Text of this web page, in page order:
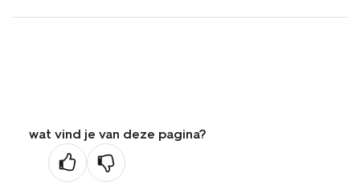
wat vind je van deze pagina?